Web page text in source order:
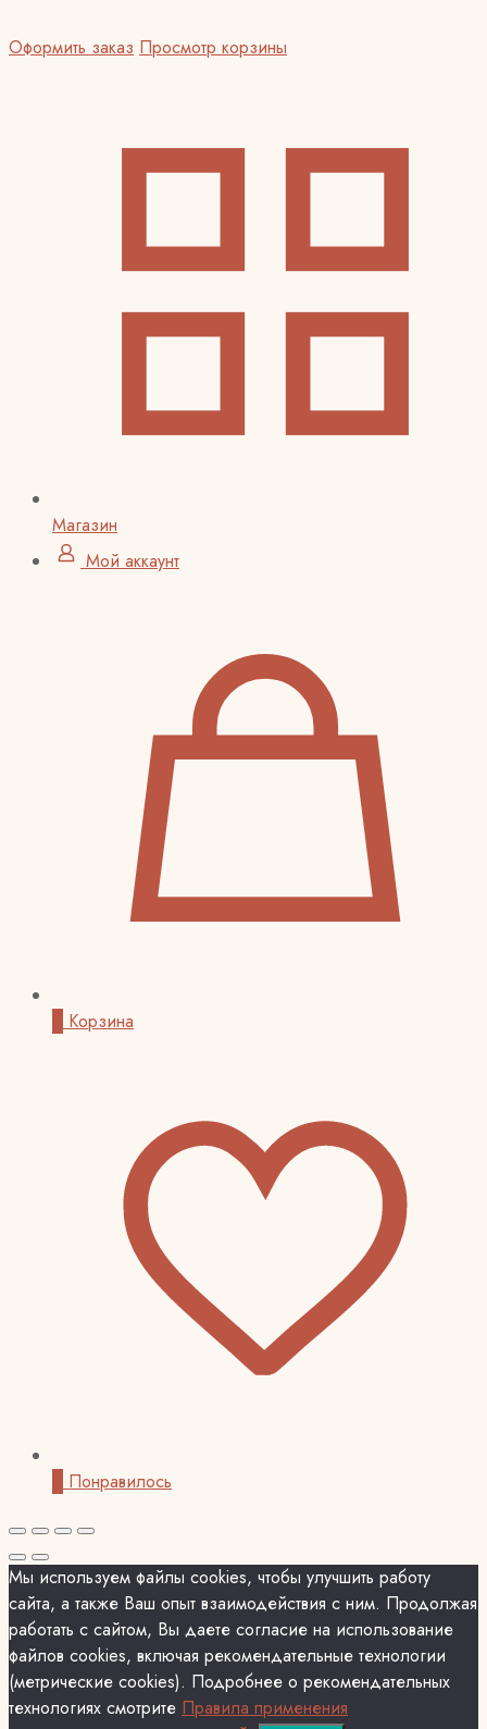
Оформить заказ Просмотр корзины
Магазин
Мой аккаунт
Корзина
Понравилось
Мы используем файлы cookies, чтобы улучшить работу
сайта, а также Ваш опыт взаимодействия с ним. Продолжая
работать с сайтом, Вы даете согласие на использование
файлов cookies, включая рекомендательные технологии
(метрические cookies). Подробнее о рекомендательных
технологиях смотрите Правила применения